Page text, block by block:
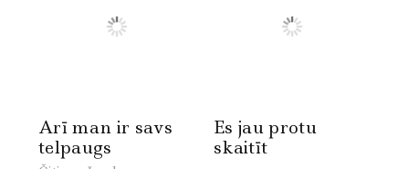
Arī man ir savs
telpaugs
Es jau protu
skaitīt